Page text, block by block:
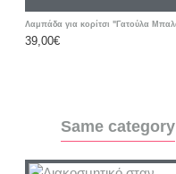
39,00€
Same category